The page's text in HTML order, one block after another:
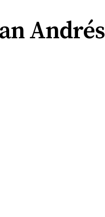
Andrés